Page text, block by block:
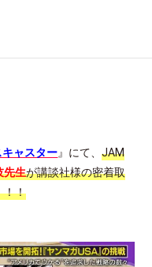
ャスター』にて、JAM
先生が講談社様の密着取
！！